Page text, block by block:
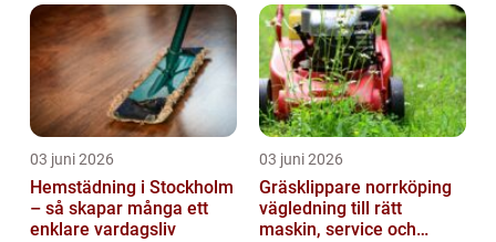
03 juni 2026
Hemstädning i Stockholm
– så skapar många ett
enklare vardagsliv
03 juni 2026
Gräsklippare norrköping
vägledning till rätt
maskin, service och